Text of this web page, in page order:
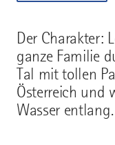
Der Charakter:
ganze Familie
Tal mit tollen
Österreich und
Wasser entlang.